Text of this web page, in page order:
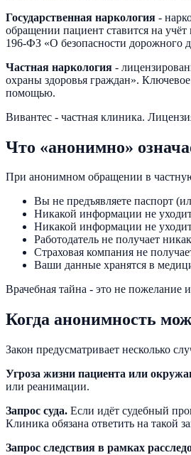
Государственная наркология -
обращении пациент ставится на
196-ФЗ «О безопасности дорожного
Частная наркология -
охраны здоровья граждан».
помощью.
Вивантес - частная клиника.
Что «анонимно»
При анонимном обращении в
Вы не предъявляете паспорт
Никакой информации не
Никакой информации не
Работодатель не получает
Страховая компания не
Ваши данные хранятся в
Врачебная тайна - это не пожелание
Когда анонимность
Закон предусматривает несколько
Угроза жизни пациента или
или реанимации.
Запрос суда. Если идёт судебный
Клиника обязана ответить на такой
Запрос следствия в рамках